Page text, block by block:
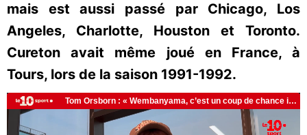
mais est aussi passé par Chicago, Los
Angeles, Charlotte, Houston et Toronto.
Cureton avait même joué en France, à
Tours, lors de la saison 1991-1992.